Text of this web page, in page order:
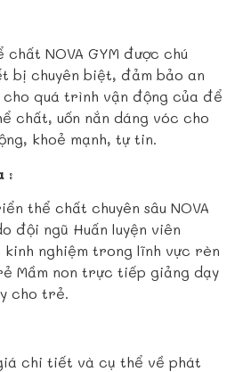
chất NOVA GYM được chú
chuyên biệt, đảm bảo an
quá trình vận động của để
chất, uốn nắn dáng vóc cho
khoẻ mạnh, tự tin.
:
thể chất chuyên sâu NOVA
đội ngũ Huấn luyện viên
kinh nghiệm trong lĩnh vực rèn
Mầm non trực tiếp giảng dạy
cho trẻ.
chi tiết và cụ thể về phát